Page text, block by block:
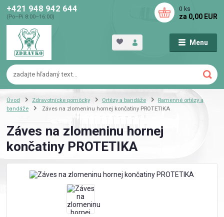
Menu
+421 948 942 644
(Po–Pi 8:00–16:00)
0 ks
za 0,00 EUR
Úvod Zdravotnícke pomôcky Ortézy a bandáže
Ramenné ortézy a
bandáže
Záves na zlomeninu hornej končatiny PROTETIKA
Záves na zlomeninu hornej
končatiny PROTETIKA